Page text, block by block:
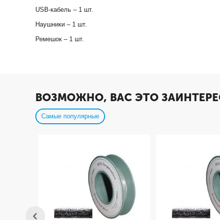
USB-кабель – 1 шт.
Наушники – 1 шт.
Ремешок – 1 шт.
ВОЗМОЖНО, ВАС ЭТО
Самые популярные